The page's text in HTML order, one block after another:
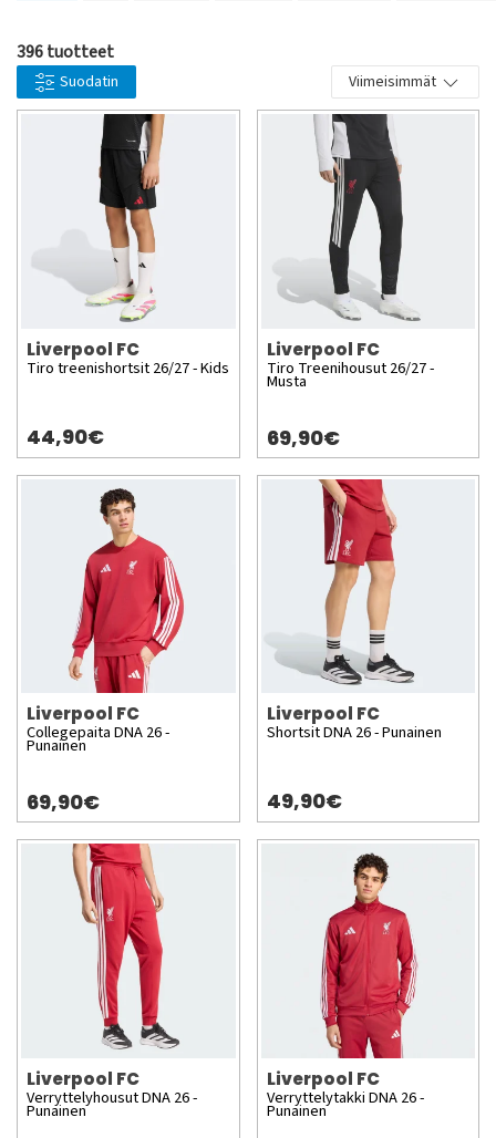
396 tuotteet
Suodatin Viimeisimmät
Liverpool FC
Tiro treenishortsit 26/27 - Kids
44,90€
Liverpool FC
Tiro Treenihousut 26/27 -
Musta
69,90€
Liverpool FC
Collegepaita DNA 26 -
Punainen
69,90€
Liverpool FC
Shortsit DNA 26 - Punainen
49,90€
Liverpool FC
Verryttelyhousut DNA 26 -
Punainen
Liverpool FC
Verryttelytakki DNA 26 -
Punainen